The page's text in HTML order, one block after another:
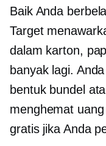
Baik Anda
Target
dalam karton,
banyak lagi.
bentuk bundel
menghemat
gratis jika Anda